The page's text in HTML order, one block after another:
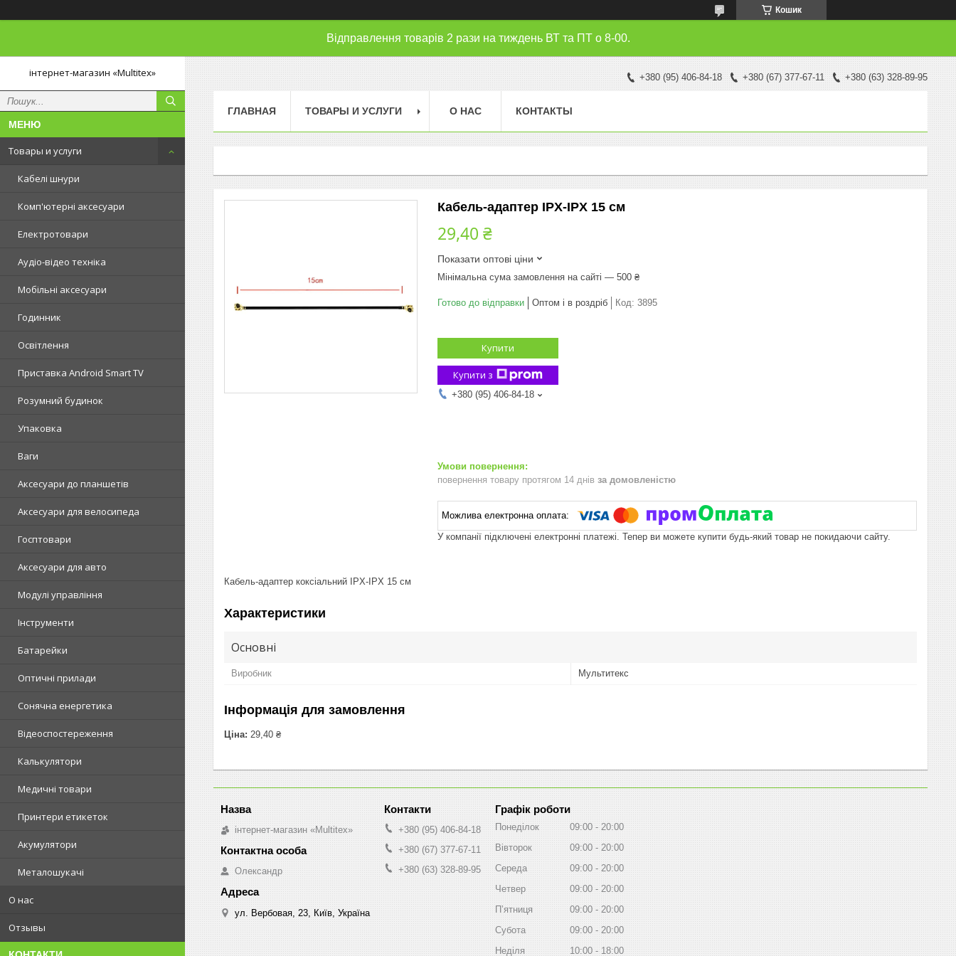
Кошик
Відправлення товарів 2 рази на тиждень ВТ та ПТ о 8-00.
інтернет-магазин «Multitex»
Товары и услуги
Кабелі шнури
Комп'ютерні аксесуари
Електротовари
Аудіо-відео техніка
Мобільні аксесуари
Годинник
Освітлення
Приставка Android Smart TV
Розумний будинок
Упаковка
Ваги
Аксесуари до планшетів
Аксесуари для велосипеда
Госптовари
Аксесуари для авто
Модулі управління
Інструменти
Батарейки
Оптичні прилади
Сонячна енергетика
Відеоспостереження
Калькулятори
Медичні товари
Принтери етикеток
Акумулятори
Металошукачі
О нас
Отзывы
+380 (95) 406-84-18 +380 (67) 377-67-11 +380 (63) 328-89-95
ГЛАВНАЯ ТОВАРЫ И УСЛУГИ О НАС КОНТАКТЫ
Кабель-адаптер IPX-IPX 15 см
29,40 ₴
Показати оптові ціни
Мінімальна сума замовлення на сайті — 500 ₴
Готово до відправки Оптом і в роздріб Код: 3895
Купити
Купити з
+380 (95) 406-84-18
повернення товару протягом 14 днів за домовленістю
У компанії підключені електронні платежі. Тепер ви можете купити будь-який товар не покидаючи сайту.
Кабель-адаптер коксіальний IPX-IPX 15 см
Характеристики
Основні
Виробник Мультитекс
Інформація для замовлення
Ціна: 29,40 ₴
інтернет-магазин «Multitex»
Олександр
ул. Вербовая, 23, Київ, Україна
+380 (95) 406-84-18
+380 (67) 377-67-11
+380 (63) 328-89-95
Графік роботи
Понеділок 09:00
20:00
Вівторок
09:00
20:00
Середа
09:00
20:00
Четвер
09:00
20:00
Пʼятниця
09:00
20:00
Субота
09:00
20:00
Неділя
10:00 18:00